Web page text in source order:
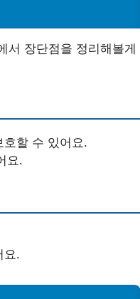
서 장단점을 정리해볼게
할 수 있어요.
요.
요.